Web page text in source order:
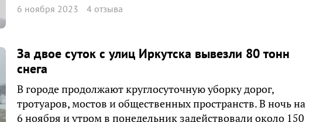
6 ноября 2023 4 отзыва
За двое суток с улиц Иркутска вывезли 80 тонн
снега
В городе продолжают круглосуточную уборку дорог,
тротуаров, мостов и общественных пространств. В ночь на
6 ноября и утром в понедельник задействовали около 150